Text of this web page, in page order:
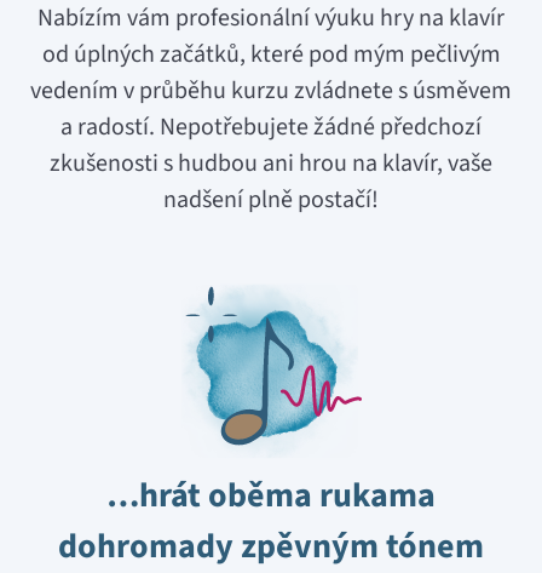
Nabízím vám profesionální výuku hry na klavír
od úplných začátků, které pod mým pečlivým
vedením v průběhu kurzu zvládnete s úsměvem
a radostí. Nepotřebujete žádné předchozí
zkušenosti s hudbou ani hrou na klavír, vaše
nadšení plně postačí!
…hrát oběma rukama
dohromady zpěvným tónem